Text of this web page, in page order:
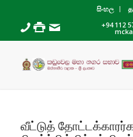
සිංහල
+94 112
வீட்டுத்